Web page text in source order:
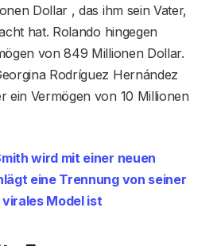
Dollar , das ihm sein Vater,
hat. Rolando hingegen
von 849 Millionen Dollar.
Rodríguez Hernández
ein Vermögen von 10 Millionen
wird mit einer neuen
eine Trennung von seiner
virales Model ist